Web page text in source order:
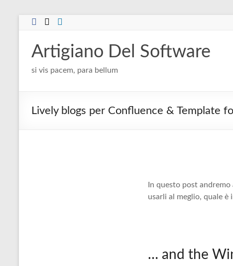
Salta
Artigiano Del Software
si vis pacem, para bellum
Lively blogs per Confluence & Template
In questo post
usarli al meglio, quale
… and the